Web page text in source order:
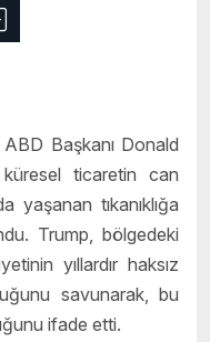
Başkanı Donald
ticaretin can
yaşanan tıkanıklığa
Trump, bölgedeki
yıllardır haksız
savunarak, bu
ifade etti.